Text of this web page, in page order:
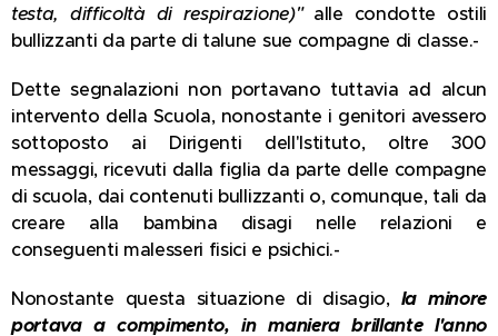
testa, difficoltà di respirazione)" alle condotte ostili
bullizzanti da parte di talune sue compagne di classe.-
Dette segnalazioni non portavano tuttavia ad alcun
intervento della Scuola, nonostante i genitori avessero
sottoposto ai Dirigenti dell'Istituto, oltre 300
messaggi, ricevuti dalla figlia da parte delle compagne
di scuola, dai contenuti bullizzanti o, comunque, tali da
creare alla bambina disagi nelle relazioni e
conseguenti malesseri fisici e psichici.-
Nonostante questa situazione di disagio, la minore
portava a compimento, in maniera brillante l'anno